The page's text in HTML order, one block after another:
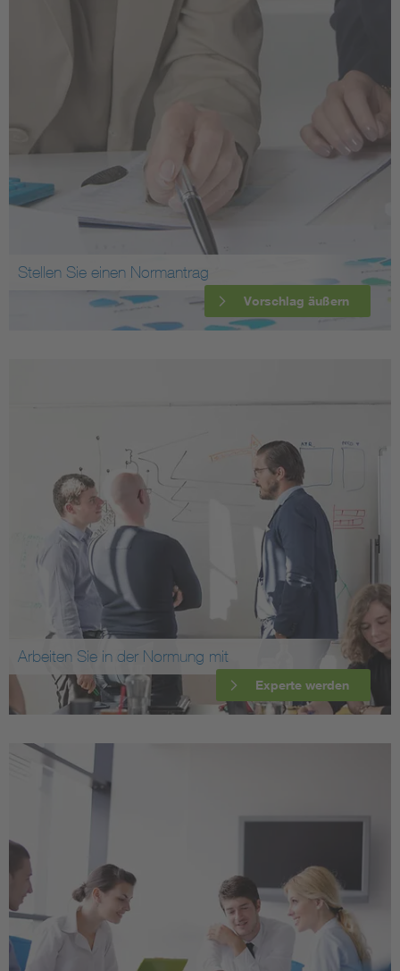
Stellen Sie einen Normantrag
Vorschlag äußern
Arbeiten Sie in der Normung mit
Experte werden